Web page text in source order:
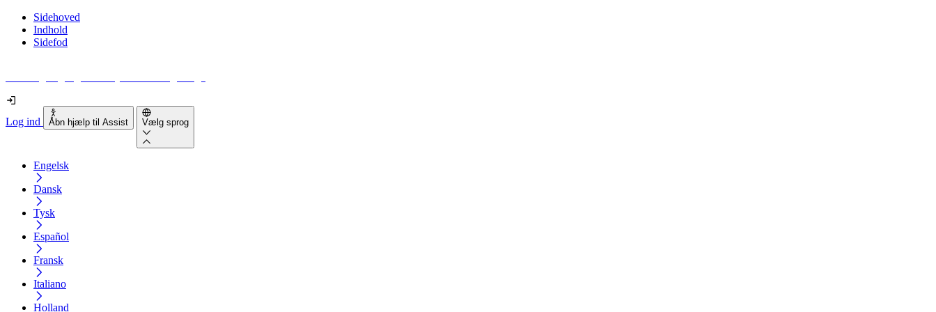
Sidehoved
Indhold
Sidefod
Log ind Åbn hjælp til Assist Vælg sprog
Engelsk
Dansk
Tysk
Español
Fransk
Italiano
Holland